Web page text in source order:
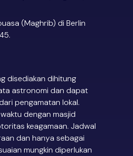
(Maghrib) di Berlin
disediakan dihitung
astronomi dan dapat
pengamatan lokal.
dengan masjid
keagamaan. Jadwal
dan hanya sebagai
mungkin diperlukan